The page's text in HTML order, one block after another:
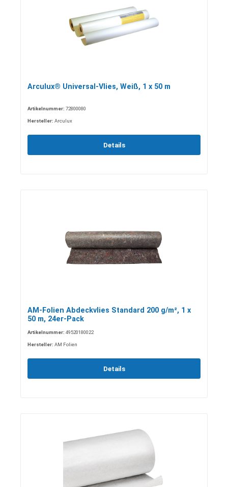
Arculux® Universal-Vlies, Weiß, 1 x 50 m
Artikelnummer: 72800080
Hersteller: Arculux
Details
AM-Folien Abdeckvlies Standard 200 g/m², 1 x
50 m, 24er-Pack
Artikelnummer: 49520180022
Hersteller: AM Folien
Details